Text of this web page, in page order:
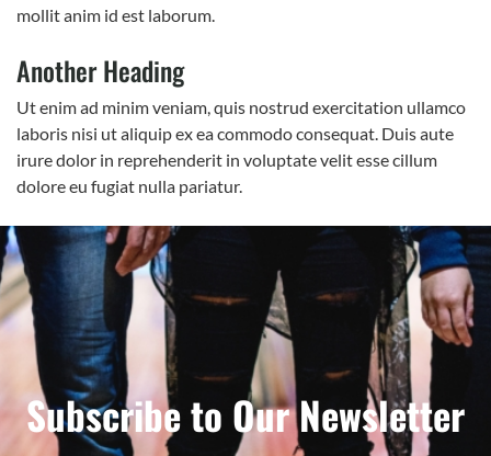
mollit anim id est laborum.
Another Heading
Ut enim ad minim veniam, quis nostrud exercitation ullamco
laboris nisi ut aliquip ex ea commodo consequat. Duis aute
irure dolor in reprehenderit in voluptate velit esse cillum
dolore eu fugiat nulla pariatur.
Subscribe to Our Newsletter